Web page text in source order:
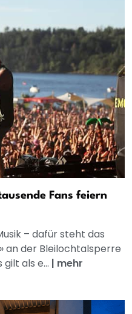
Fans feiern
– dafür steht das
an der Bleilochtalsperre
gilt als e... | mehr